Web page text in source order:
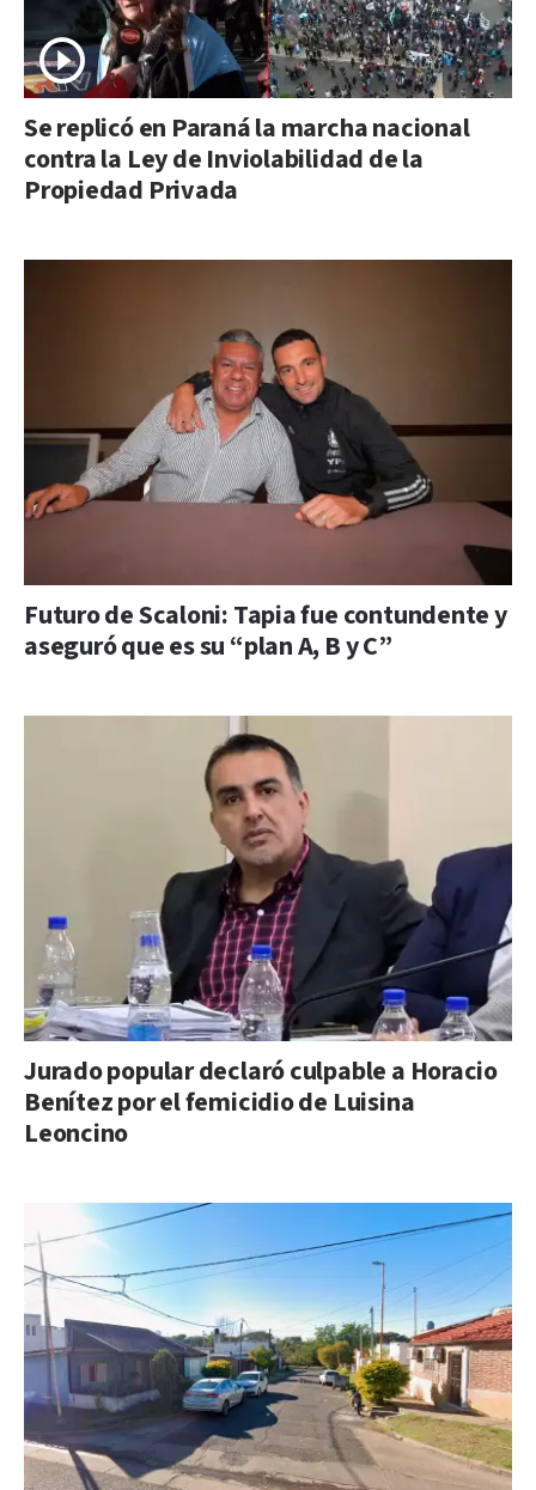
Se replicó en Paraná la marcha nacional
contra la Ley de Inviolabilidad de la
Propiedad Privada
Futuro de Scaloni: Tapia fue contundente y
aseguró que es su “plan A, B y C”
Jurado popular declaró culpable a Horacio
Benítez por el femicidio de Luisina
Leoncino